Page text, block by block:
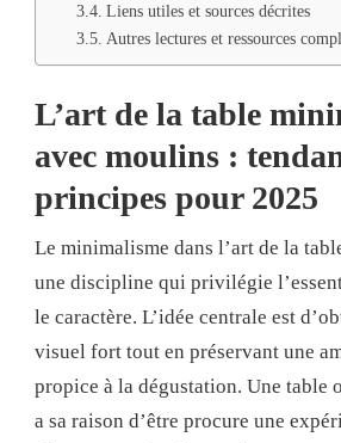
Liens utiles et sources décrites
Autres lectures et ressources
L’art de la table
avec moulins :
principes pour 2025
Le minimalisme dans l’art de la
une discipline qui privilégie
le caractère. L’idée centrale est
visuel fort tout en préservant une
propice à la dégustation. Une table
a sa raison d’être procure une